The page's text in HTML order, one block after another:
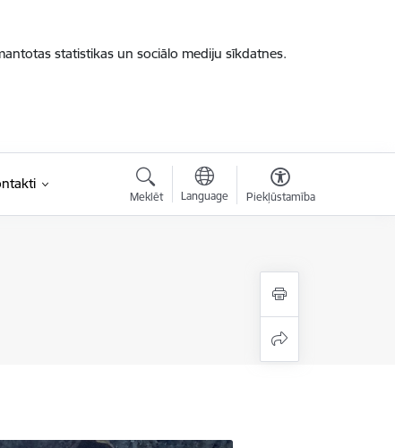
statistikas un sociālo mediju sīkdatnes.
Meklēt Language Piekļūstamība